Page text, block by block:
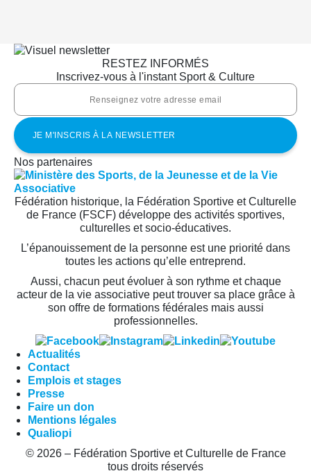
RESTEZ INFORMÉS
Inscrivez-vous à l'instant Sport & Culture
Nos partenaires
Fédération historique, la Fédération Sportive et Culturelle
de France (FSCF) développe des activités sportives,
culturelles et socio-éducatives.
L’épanouissement de la personne est une priorité dans
toutes les actions qu’elle entreprend.
Aussi, chacun peut évoluer à son rythme et chaque
acteur de la vie associative peut trouver sa place grâce à
son offre de formations fédérales mais aussi
professionnelles.
Actualités
Contact
Emplois et stages
Presse
Faire un don
Mentions légales
Qualiopi
© 2026 – Fédération Sportive et Culturelle de France
tous droits réservés